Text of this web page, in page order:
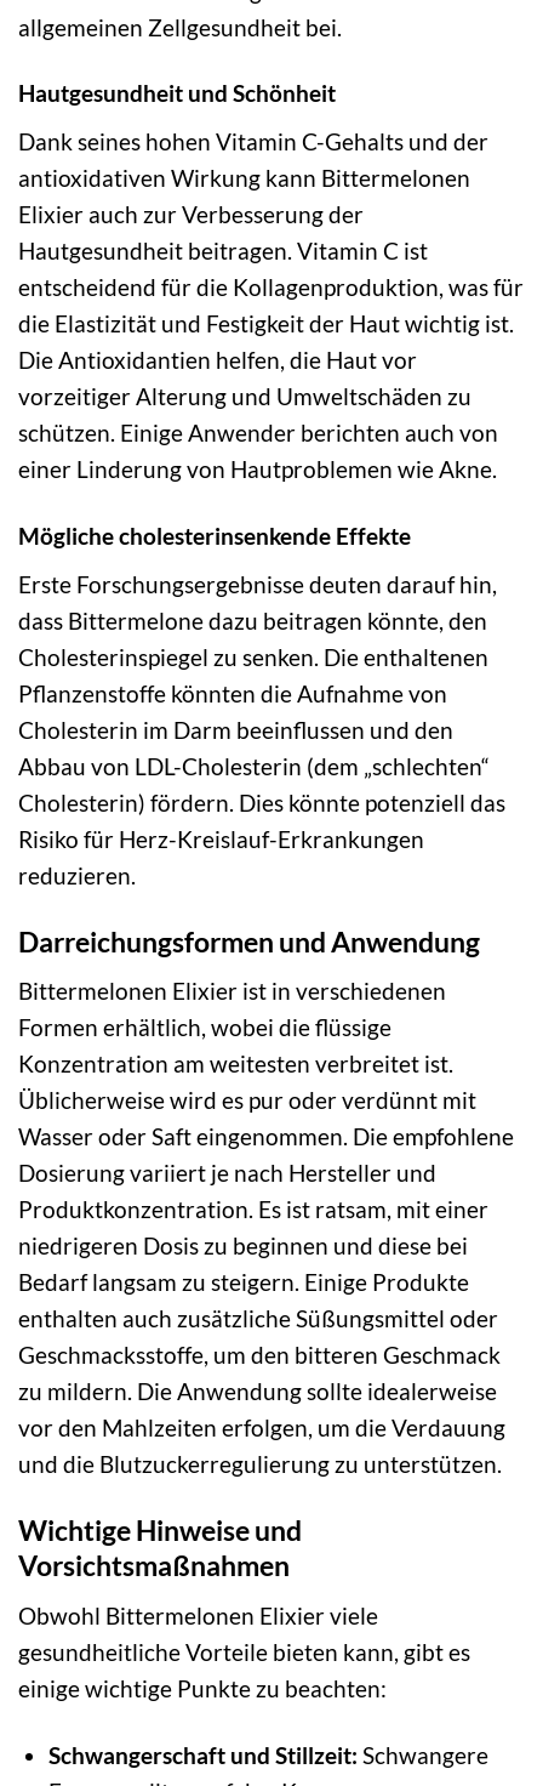
allgemeinen Zellgesundheit bei.
Hautgesundheit und Schönheit
Dank seines hohen Vitamin C-Gehalts und der
antioxidativen Wirkung kann Bittermelonen
Elixier auch zur Verbesserung der
Hautgesundheit beitragen. Vitamin C ist
entscheidend für die Kollagenproduktion, was für
die Elastizität und Festigkeit der Haut wichtig ist.
Die Antioxidantien helfen, die Haut vor
vorzeitiger Alterung und Umweltschäden zu
schützen. Einige Anwender berichten auch von
einer Linderung von Hautproblemen wie Akne.
Mögliche cholesterinsenkende Effekte
Erste Forschungsergebnisse deuten darauf hin,
dass Bittermelone dazu beitragen könnte, den
Cholesterinspiegel zu senken. Die enthaltenen
Pflanzenstoffe könnten die Aufnahme von
Cholesterin im Darm beeinflussen und den
Abbau von LDL-Cholesterin (dem „schlechten“
Cholesterin) fördern. Dies könnte potenziell das
Risiko für Herz-Kreislauf-Erkrankungen
reduzieren.
Darreichungsformen und Anwendung
Bittermelonen Elixier ist in verschiedenen
Formen erhältlich, wobei die flüssige
Konzentration am weitesten verbreitet ist.
Üblicherweise wird es pur oder verdünnt mit
Wasser oder Saft eingenommen. Die empfohlene
Dosierung variiert je nach Hersteller und
Produktkonzentration. Es ist ratsam, mit einer
niedrigeren Dosis zu beginnen und diese bei
Bedarf langsam zu steigern. Einige Produkte
enthalten auch zusätzliche Süßungsmittel oder
Geschmacksstoffe, um den bitteren Geschmack
zu mildern. Die Anwendung sollte idealerweise
vor den Mahlzeiten erfolgen, um die Verdauung
und die Blutzuckerregulierung zu unterstützen.
Wichtige Hinweise und
Vorsichtsmaßnahmen
Obwohl Bittermelonen Elixier viele
gesundheitliche Vorteile bieten kann, gibt es
einige wichtige Punkte zu beachten:
Schwangerschaft und Stillzeit: Schwangere